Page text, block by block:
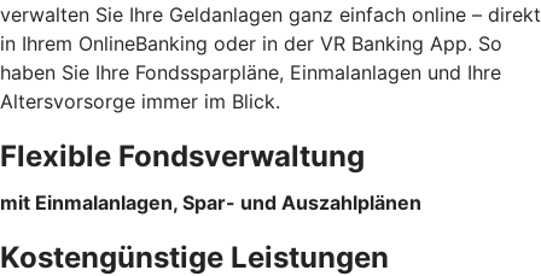
verwalten Sie Ihre Geldanlagen ganz einfach online – direkt
in Ihrem OnlineBanking oder in der VR Banking App. So
haben Sie Ihre Fondssparpläne, Einmalanlagen und Ihre
Altersvorsorge immer im Blick.
Flexible Fondsverwaltung
mit Einmalanlagen, Spar- und Auszahlplänen
Kostengünstige Leistungen